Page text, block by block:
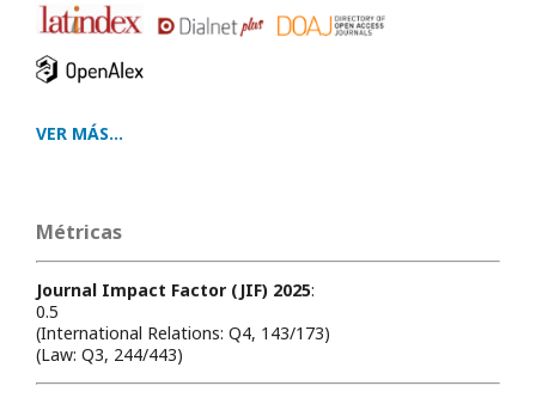
VER MÁS...
Métricas
Journal Impact Factor (JIF) 2025:
0.5
(International Relations: Q4, 143/173)
(Law: Q3, 244/443)